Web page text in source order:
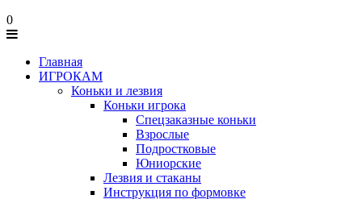
0
Главная
ИГРОКАМ
Коньки и лезвия
Коньки игрока
Спецзаказные коньки
Взрослые
Подростковые
Юниорские
Лезвия и стаканы
Инструкция по формовке